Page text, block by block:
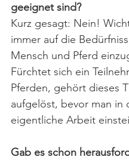
geeignet sind?
Kurz gesagt: Nein!
immer auf die
Mensch und Pferd
Fürchtet sich ein
Pferden, gehört dieses
aufgelöst, bevor man in
eigentliche Arbeit
Gab es schon